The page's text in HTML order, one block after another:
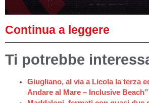
Continua a leggere
Ti potrebbe
Giugliano, al via a Licola la terza
Andare al Mare – Inclusive Beach”